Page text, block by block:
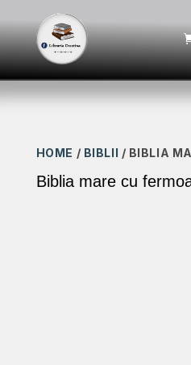
HOME / BIBLII / BIBLIA
Biblia mare cu